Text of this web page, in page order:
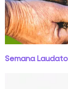
Semana Laudato